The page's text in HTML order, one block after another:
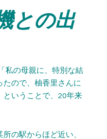
との出
私の母親に、特別な結
ので、柚香里さんに
ということで、20年来
の駅からほど近い、